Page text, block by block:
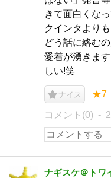
きて面白くな
クインタより
どう話に絡む
愛着が湧きま
しい!笑
ナイス ★7
コメント(0)
ナギスケ＠トワ